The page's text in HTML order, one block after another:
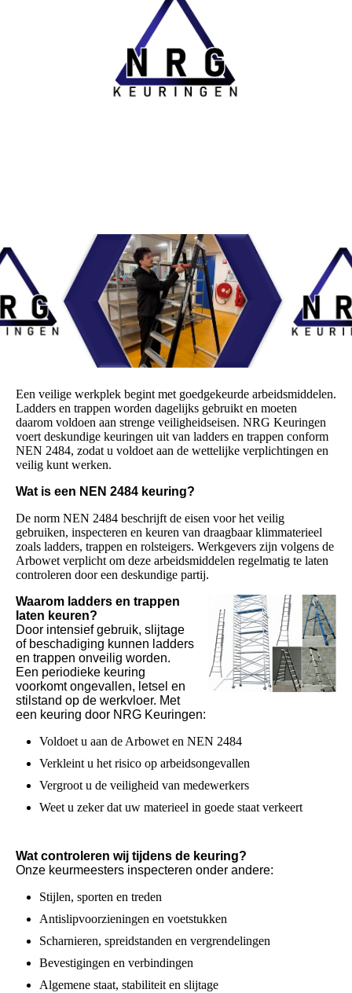
Een veilige werkplek begint met goedgekeurde arbeidsmiddelen.
Ladders en trappen worden dagelijks gebruikt en moeten
daarom voldoen aan strenge veiligheidseisen. NRG Keuringen
voert deskundige keuringen uit van ladders en trappen conform
NEN 2484, zodat u voldoet aan de wettelijke verplichtingen en
veilig kunt werken.
Wat is een NEN 2484 keuring?
De norm NEN 2484 beschrijft de eisen voor het veilig
gebruiken, inspecteren en keuren van draagbaar klimmaterieel
zoals ladders, trappen en rolsteigers. Werkgevers zijn volgens de
Arbowet verplicht om deze arbeidsmiddelen regelmatig te laten
controleren door een deskundige partij.
Waarom ladders en trappen
laten keuren?
Door intensief gebruik, slijtage
of beschadiging kunnen ladders
en trappen onveilig worden.
Een periodieke keuring
voorkomt ongevallen, letsel en
stilstand op de werkvloer. Met
een keuring door NRG Keuringen:
Voldoet u aan de Arbowet en NEN 2484
Verkleint u het risico op arbeidsongevallen
Vergroot u de veiligheid van medewerkers
Weet u zeker dat uw materieel in goede staat verkeert
Wat controleren wij tijdens de keuring?
Onze keurmeesters inspecteren onder andere:
Stijlen, sporten en treden
Antislipvoorzieningen en voetstukken
Scharnieren, spreidstanden en vergrendelingen
Bevestigingen en verbindingen
Algemene staat, stabiliteit en slijtage